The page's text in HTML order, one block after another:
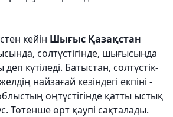
кейін Шығыс Қазақстан
солтүстігінде, шығысында
күтіледі. Батыстан, солтүстік-
найзағай кезіндегі екпіні -
оңтүстігінде қатты ыстық
Төтенше өрт қаупі сақталады.